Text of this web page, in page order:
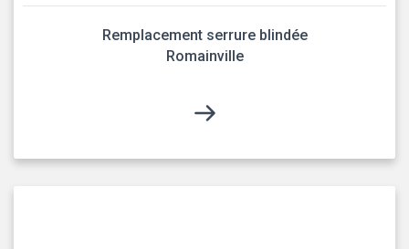
Remplacement serrure blindée
Romainville